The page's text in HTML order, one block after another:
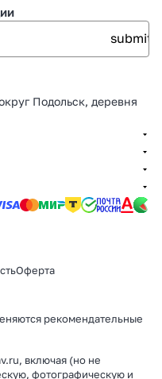
Подольск, деревня
Оферта
рекомендательные
включая (но не
фотографическую и